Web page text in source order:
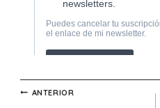
Navegación
ANTERIOR